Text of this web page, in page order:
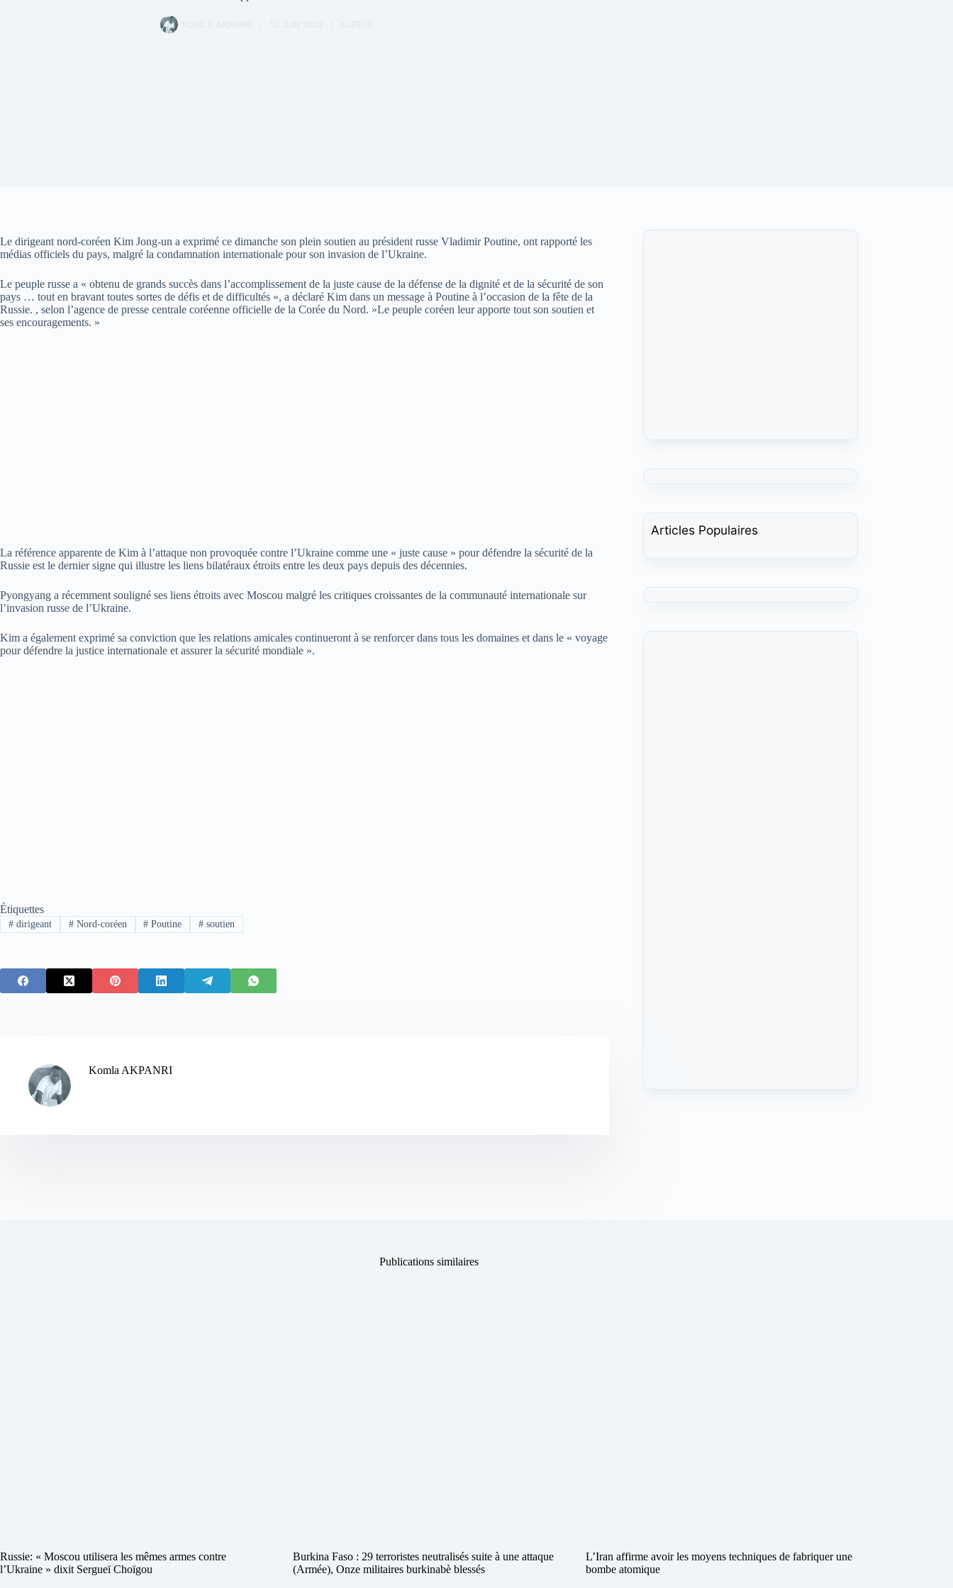
Le dirigeant nord-coréen Kim Jong-un a exprimé ce dimanche son plein soutien au président russe Vladimir Poutine, ont rapporté les
médias officiels du pays, malgré la condamnation internationale pour son invasion de l’Ukraine.
Le peuple russe a « obtenu de grands succès dans l’accomplissement de la juste cause de la défense de la dignité et de la sécurité de son
pays … tout en bravant toutes sortes de défis et de difficultés », a déclaré Kim dans un message à Poutine à l’occasion de la fête de la
Russie. , selon l’agence de presse centrale coréenne officielle de la Corée du Nord. »Le peuple coréen leur apporte tout son soutien et
ses encouragements. »
La référence apparente de Kim à l’attaque non provoquée contre l’Ukraine comme une « juste cause » pour défendre la sécurité de la
Russie est le dernier signe qui illustre les liens bilatéraux étroits entre les deux pays depuis des décennies.
Pyongyang a récemment souligné ses liens étroits avec Moscou malgré les critiques croissantes de la communauté internationale sur
l’invasion russe de l’Ukraine.
Kim a également exprimé sa conviction que les relations amicales continueront à se renforcer dans tous les domaines et dans le « voyage
pour défendre la justice internationale et assurer la sécurité mondiale ».
Étiquettes
#dirigeant #Nord-coréen # Poutine # soutien
Komla AKPANRI
Articles Populaires
Publications similaires
Russie: « Moscou utilisera les mêmes armes contre
l’Ukraine » dixit Sergueï Choïgou
Burkina Faso : 29 terroristes neutralisés suite à une attaque
(Armée), Onze militaires burkinabè blessés
L’Iran affirme avoir les moyens techniques de fabriquer une
bombe atomique